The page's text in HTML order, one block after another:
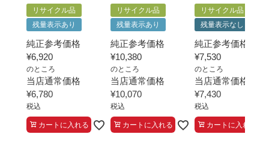
リサイクル品
残量表示あり
純正参考価格
¥6,920
のところ
当店通常価格
¥6,780
税込
カートに入れる
リサイクル品
残量表示あり
純正参考価格
¥10,380
のところ
当店通常価格
¥10,070
税込
カートに入れる
リサイクル品
残量表示なし
純正参考価格
¥7,530
のところ
当店通常価格
¥7,430
税込
カートに入れる